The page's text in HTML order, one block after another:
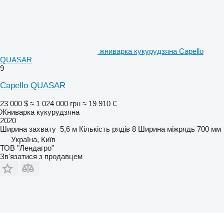
жниварка кукурудзяна Capello
QUASAR
9
Capello QUASAR
23 000 $ ≈ 1 024 000 грн ≈ 19 910 €
Жниварка кукурудзяна
2020
Ширина захвату 5,6 м Кількість рядів 8 Ширина міжрядь 700 мм
Україна, Київ
ТОВ "Лендагро"
Зв'язатися з продавцем